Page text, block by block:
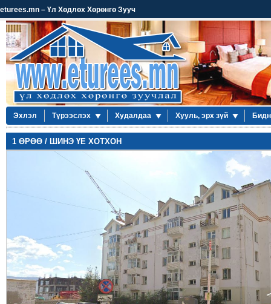
eturees.mn – Үл Хөдлөх Хөрөнгө Зууч
Эхлэл Түрээслэх Худалдаа Хууль, эрх зүй
1 ӨРӨӨ / ШИНЭ ҮЕ ХОТХОН